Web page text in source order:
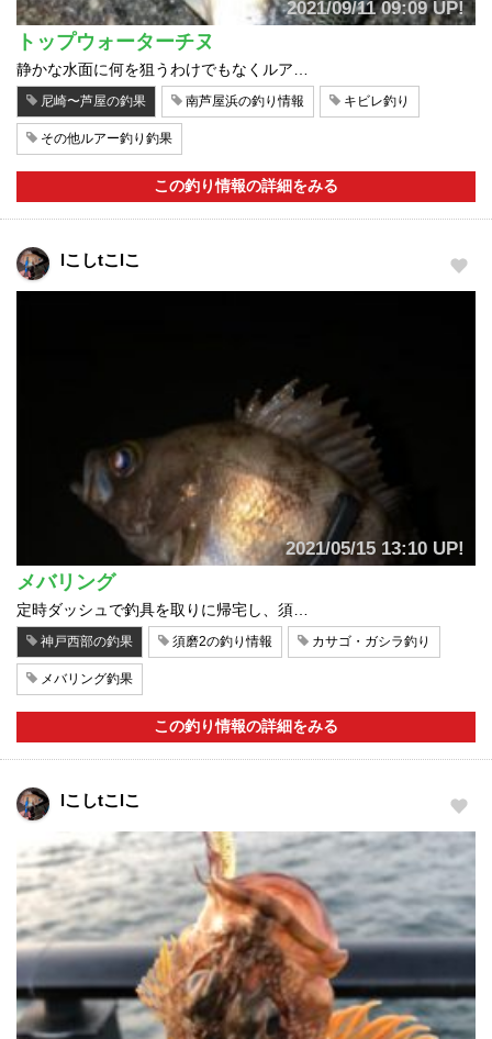
2021/09/11 09:09 UP!
トップウォーターチヌ
静かな水面に何を狙うわけでもなくルア…
尼崎〜芦屋の釣果 南芦屋浜の釣り情報 キビレ釣り
その他ルアー釣り釣果
この釣り情報の詳細をみる
lこしtこlこ
2021/05/15 13:10 UP!
メバリング
定時ダッシュで釣具を取りに帰宅し、須…
神戸西部の釣果 須磨2の釣り情報 カサゴ・ガシラ釣り
メバリング釣果
この釣り情報の詳細をみる
lこしtこlこ